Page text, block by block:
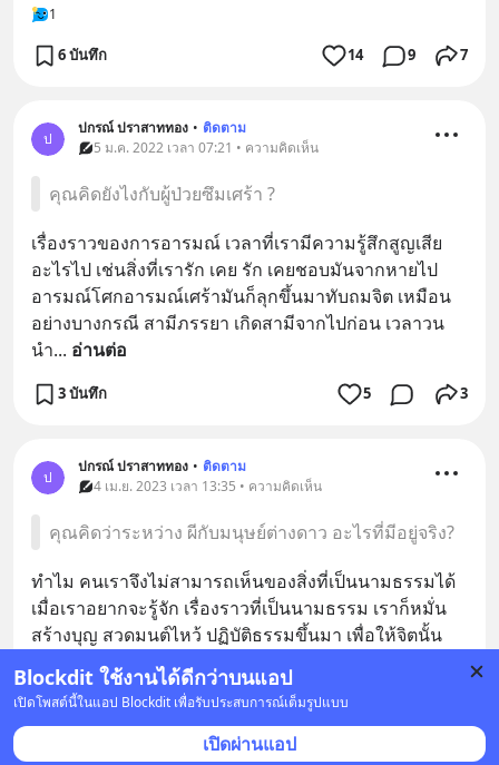
Blockdit ใช้งานได้ดีกว่าบนแอป
เปิดโพสต์นี้ในแอป Blockdit เพื่อรับประสบการณ์เต็มรูปแบบ
เปิดผ่านแอป
1
6 บันทึก 14 9 7
ป
ปกรณ์ ปราสาททอง • ติดตาม
5 ม.ค. 2022 เวลา 07:21 • ความคิดเห็น
คุณคิดยังไงกับผู้ป่วยซึมเศร้า ?
เรื่องราวของการอารมณ์ เวลาที่เรามีความรู้สึกสูญเสีย
อะไรไป เช่นสิ่งที่เรารัก เคย รัก เคยชอบมันจากหายไป
อารมณ์โศกอารมณ์เศร้ามันก็ลุกขึ้นมาทับถมจิต เหมือน
อย่างบางกรณี สามีภรรยา เกิดสามีจากไปก่อน เวลาวน
นำ... อ่านต่อ
3 บันทึก 5 3
ป
ปกรณ์ ปราสาททอง • ติดตาม
4 เม.ย. 2023 เวลา 13:35 • ความคิดเห็น
คุณคิดว่าระหว่าง ผีกับมนุษย์ต่างดาว อะไรที่มีอยู่จริง?
ทำไม คนเราจึงไม่สามารถเห็นของสิ่งที่เป็นนามธรรมได้
เมื่อเราอยากจะรู้จัก เรื่องราวที่เป็นนามธรรม เราก็หมั่น
สร้างบุญ สวดมนต์ไหว้ ปฏิบัติธรรมขึ้นมา เพื่อให้จิตนั้น
เบาบางจากกรรม ให้กายนี้มีบุญกุศล ให้กายพ
1
บันทึก 3